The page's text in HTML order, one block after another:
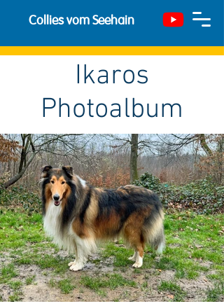
Collies vom Seehain
Ikaros
Photoalbum